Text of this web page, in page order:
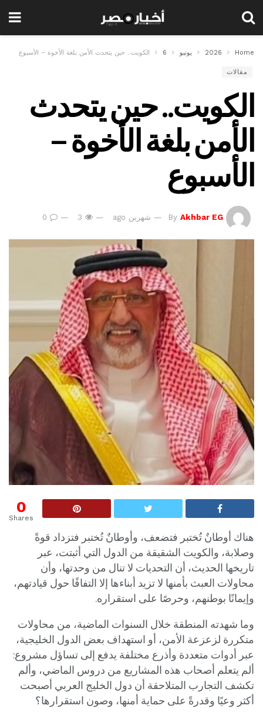
Home
2026 يونيو 6 الكويت.. حين يتحدث الأمن بلغة الأخوة – الأسبوع
مقالات
الكويت.. حين يتحدث
الأمن بلغة الأخوة –
الأسبوع
By Akhbar EG شهرين ago
0
Shares
هناك أوطانٌ تُختبر فتضعف، وأوطانٌ تُختبر فتزداد قوةً
وصلابة، والكويت الشقيقة من الدول التي أثبتت، عبر
تاريخها الحديث، أن التحديات لا تنال من وحدتها، وأن
محاولات العبث بأمنها لا تزيد أبناءها إلا التفافًا حول قيادتهم،
وإيمانًا بوطنهم، وحرصًا على استقراره.
وما شهدته المنطقة خلال السنوات الماضية، من محاولات
متكررة لزعزعة الأمن، أو استهداف بعض الدول الخليجية،
عبر أدوات متعددة وأذرع مختلفة يدفع إلى تساؤل مشروع:
ألم يتعلم أصحاب هذه المشاريع من دروس الماضي، وألم
تكشف التجارب المتلاحقة أن دول الخليج العربي أصبحت
أكثر وعيًا وقدرةً على حماية أمنها، وصون استقرارها؟